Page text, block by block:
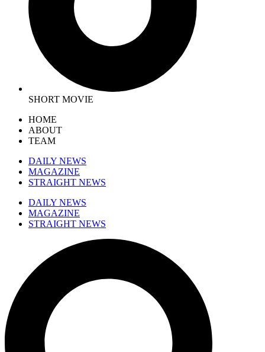
SHORT MOVIE
HOME
ABOUT
TEAM
DAILY NEWS
MAGAZINE
STRAIGHT NEWS
DAILY NEWS
MAGAZINE
STRAIGHT NEWS